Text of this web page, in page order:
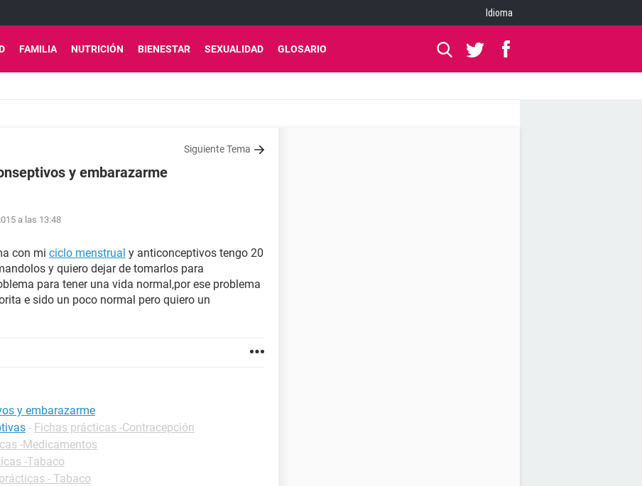
Idioma
FAMILIA NUTRICIÓN BIENESTAR SEXUALIDAD GLOSARIO
Siguiente Tema
y embarazarme
a las 13:48
con mi ciclo menstrual y anticonceptivos tengo 20
y quiero dejar de tomarlos para
para tener una vida normal,por ese problema
e sido un poco normal pero quiero un
y embarazarme
- Fichas prácticas -Contracepción
-Medicamentos
-Tabaco
- Tabaco